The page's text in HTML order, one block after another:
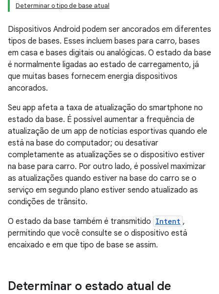
Determinar o tipo de base atual
Dispositivos Android podem ser ancorados em diferentes
tipos de bases. Esses incluem bases para carro, bases
em casa e bases digitais ou analógicas. O estado da base
é normalmente ligadas ao estado de carregamento, já
que muitas bases fornecem energia dispositivos
ancorados.
Seu app afeta a taxa de atualização do smartphone no
estado da base. É possível aumentar a frequência de
atualização de um app de notícias esportivas quando ele
está na base do computador; ou desativar
completamente as atualizações se o dispositivo estiver
na base para carro. Por outro lado, é possível maximizar
as atualizações quando estiver na base do carro se o
serviço em segundo plano estiver sendo atualizado as
condições de trânsito.
O estado da base também é transmitido Intent ,
permitindo que você consulte se o dispositivo está
encaixado e em que tipo de base se assim.
Determinar o estado atual de